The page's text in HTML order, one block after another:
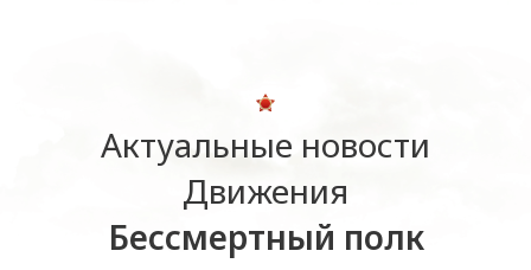
Актуальные новости
Движения
Бессмертный полк